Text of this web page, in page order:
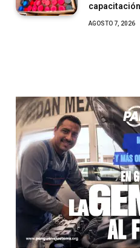
AGOSTO 7, 2026